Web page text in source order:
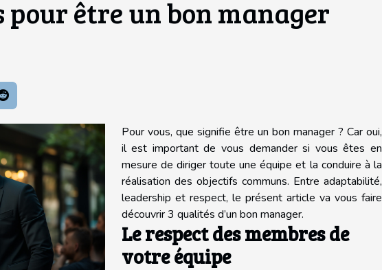
pour être un bon manager
Pour vous, que signifie être un bon manager ? Car oui,
il est important de vous demander si vous êtes en
mesure de diriger toute une équipe et la conduire à la
réalisation des objectifs communs. Entre adaptabilité,
leadership et respect, le présent article va vous faire
découvrir 3 qualités d’un bon manager.
Le respect des membres de
votre équipe